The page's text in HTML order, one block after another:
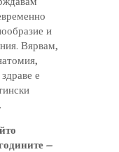
и
Вярвам,
е
–